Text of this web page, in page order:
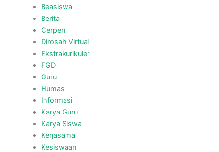
Beasiswa
Berita
Cerpen
Dirosah Virtual
Ekstrakurikuler
FGD
Guru
Humas
Informasi
Karya Guru
Karya Siswa
Kerjasama
Kesiswaan